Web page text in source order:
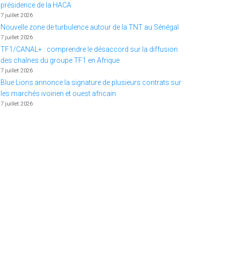
présidence de la HACA
7 juillet 2026
Nouvelle zone de turbulence autour de la TNT au Sénégal
7 juillet 2026
TF1/CANAL+ : comprendre le désaccord sur la diffusion
des chaînes du groupe TF1 en Afrique
7 juillet 2026
Blue Lions annonce la signature de plusieurs contrats sur
les marchés ivoirien et ouest africain.
7 juillet 2026